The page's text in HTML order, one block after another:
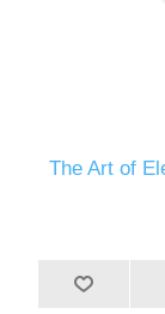
The Art of